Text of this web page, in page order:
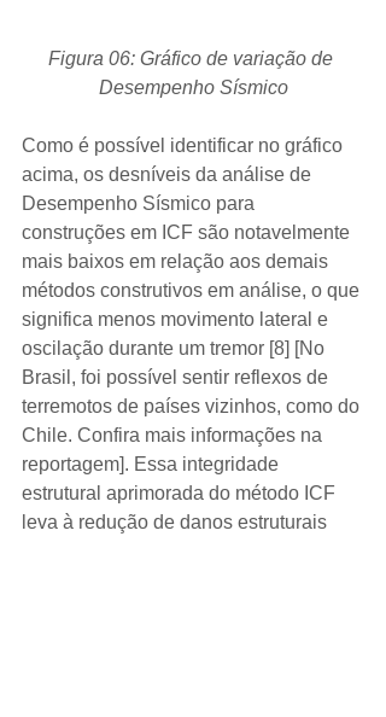
Figura 06: Gráfico de variação de
Desempenho Sísmico
Como é possível identificar no gráfico
acima, os desníveis da análise de
Desempenho Sísmico para
construções em ICF são notavelmente
mais baixos em relação aos demais
métodos construtivos em análise, o que
significa menos movimento lateral e
oscilação durante um tremor [8] [No
Brasil, foi possível sentir reflexos de
terremotos de países vizinhos, como do
Chile. Confira mais informações na
reportagem]. Essa integridade
estrutural aprimorada do método ICF
leva à redução de danos estruturais